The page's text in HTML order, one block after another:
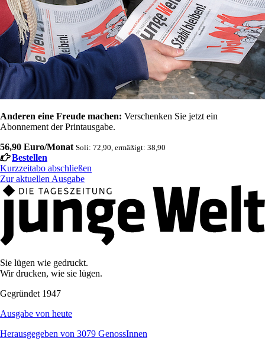
Anderen eine Freude machen: Verschenken Sie jetzt ein
Abonnement der Printausgabe.
56,90 Euro/Monat Soli: 72,90, ermäßigt: 38,90
Bestellen
Kurzzeitabo abschließen
Zur aktuellen Ausgabe
Sie lügen wie gedruckt.
Wir drucken, wie sie lügen.
Gegründet 1947
Ausgabe von heute
Herausgegeben von 3079 GenossInnen